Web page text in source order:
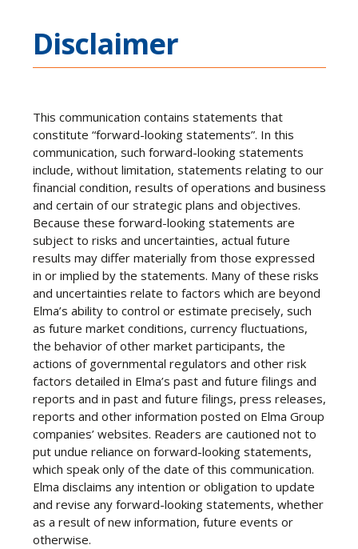
Disclaimer
This communication contains statements that
constitute “forward-looking statements”. In this
communication, such forward-looking statements
include, without limitation, statements relating to our
financial condition, results of operations and business
and certain of our strategic plans and objectives.
Because these forward-looking statements are
subject to risks and uncertainties, actual future
results may differ materially from those expressed
in or implied by the statements. Many of these risks
and uncertainties relate to factors which are beyond
Elma’s ability to control or estimate precisely, such
as future market conditions, currency fluctuations,
the behavior of other market participants, the
actions of governmental regulators and other risk
factors detailed in Elma’s past and future filings and
reports and in past and future filings, press releases,
reports and other information posted on Elma Group
companies’ websites. Readers are cautioned not to
put undue reliance on forward-looking statements,
which speak only of the date of this communication.
Elma disclaims any intention or obligation to update
and revise any forward-looking statements, whether
as a result of new information, future events or
otherwise.